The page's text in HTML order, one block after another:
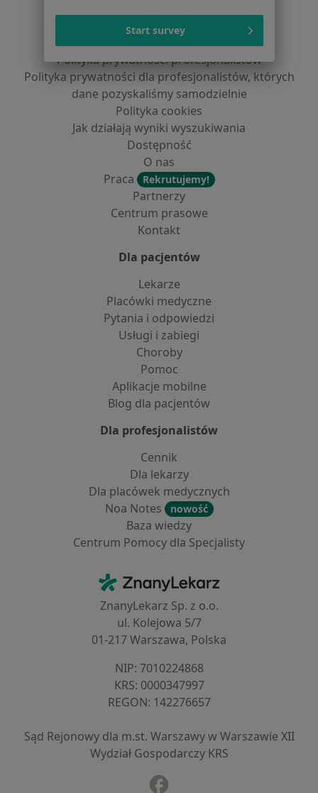
Regulamin
Polityka prywatności pacjentów
Polityka prywatności profesjonalistów
Polityka prywatności dla profesjonalistów, których
dane pozyskaliśmy samodzielnie
Polityka cookies
Jak działają wyniki wyszukiwania
Dostępność
O nas
Praca
Rekrutujemy!
Partnerzy
Centrum prasowe
Kontakt
Dla pacjentów
Lekarze
Placówki medyczne
Pytania i odpowiedzi
Usługi i zabiegi
Choroby
Pomoc
Aplikacje mobilne
Blog dla pacjentów
Dla profesjonalistów
Cennik
Dla lekarzy
Dla placówek medycznych
Noa Notes
nowość
Baza wiedzy
Centrum Pomocy dla Specjalisty
ZnanyLekarz - Strona główna
ZnanyLekarz Sp. z o.o.
ul. Kolejowa 5/7
01-217 Warszawa, Polska
NIP: ⁠7010224868
KRS: ⁠0000347997
REGON: ⁠142276657
Sąd Rejonowy dla m.st. Warszawy w Warszawie XII
Wydział Gospodarczy KRS
Start survey